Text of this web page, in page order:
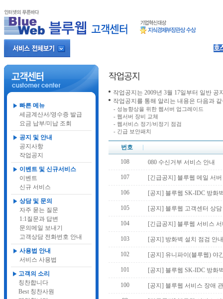
빠른 메뉴
세금계산서/영수증 발급
요금 납부/미납 조회
공지 및 안내
공지사항
작업공지
이벤트 및 신규서비스
이벤트
신규 서비스
상담 및 문의
자주 묻는 질문
1:1질문과 답변
문의메일 보내기
고객상담 전화번호 안내
사용법 안내
서비스 사용법
고객의 소리
칭찬합니다
Best 칭찬사원
작업공지는 2009년 3월 17일부터 일반
작업공지를 통해 알리는 내용은 다음과
- 성능향상을 위한 웹서버 업그레이드
- 웹서버 장비 교체
- 웹서비스 정기/비정기 점검
- 긴급 보안패치
번호
108 080 수신거부 서비스 안내
107 [긴급공지] 블루웹 메일 서
106 [공지] 블루웹 SK-IDC 방화
105 [공지] 블루웹 고객센터 상
104 [긴급공지] 블루웹 서비스
103 [공지] 방화벽 설치 점검 안내
102 [공지] 유니파이(블루웹) 야
101 [공지] 블루웹 SK-IDC 방화
100 [공지] 블루웹 서비스 장애